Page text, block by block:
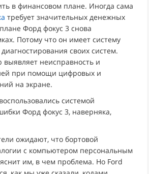
в финансовом плане. Иногда сама
требует значительных денежных
Форд фокус 3 снова
Потому что он имеет систему
своих систем.
неисправность и
при помощи цифровых и
на экране.
системой
Форд фокус 3, наверняка,
ожидают, что бортовой
с компьютером персональным
им, в чем проблема. Но Ford